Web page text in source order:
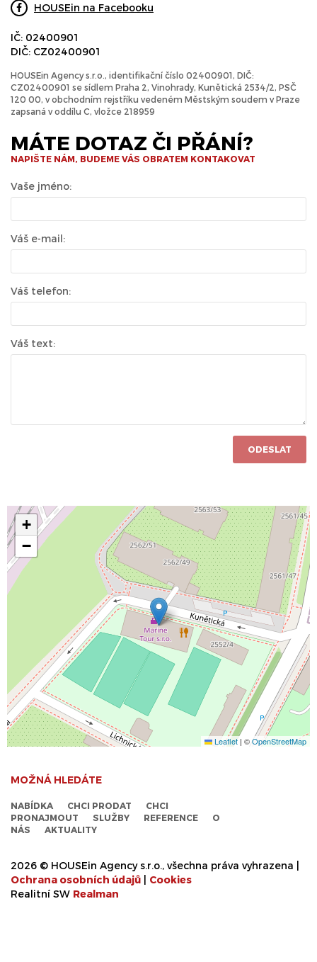
HOUSEin na Facebooku
IČ: 02400901
DIČ: CZ02400901
HOUSEin Agency s.r.o., identifikační číslo 02400901, DIČ:
CZ02400901 se sídlem Praha 2, Vinohrady, Kunětická 2534/2, PSČ
120 00, v obchodním rejstříku vedeném Městským soudem v Praze
zapsaná v oddílu C, vložce 218959
MÁTE DOTAZ ČI PŘÁNÍ?
NAPIŠTE NÁM, BUDEME VÁS OBRATEM KONTAKOVAT
Vaše jméno:
Váš e-mail:
Váš telefon:
Váš text:
ODESLAT
+
−
Leaflet | ©OpenStreetMap
MOŽNÁ HLEDÁTE
NABÍDKA CHCI PRODAT
CHCI
PRONAJMOUT
SLUŽBY REFERENCE
O
NÁS
AKTUALITY
2026 © HOUSEin Agency s.r.o., všechna práva vyhrazena |
Ochrana osobních údajů
Cookies
Realitní SW Realman